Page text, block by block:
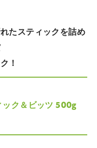
たスティックを詰め
！
ック＆ビッツ 500g